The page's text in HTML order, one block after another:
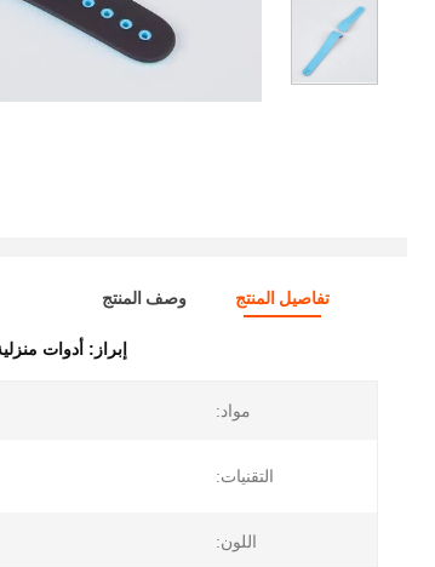
تفاصيل المنتج وصف المنتج
إبراز: أدوات
مواد:
التقنيات:
اللون: